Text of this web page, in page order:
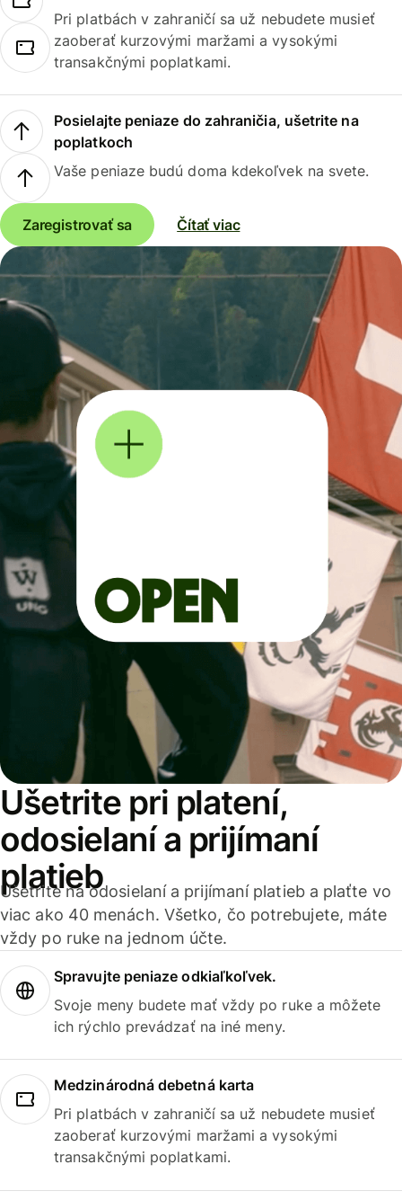
Pri platbách v zahraničí sa už nebudete musieť
zaoberať kurzovými maržami a vysokými
transakčnými poplatkami.
Posielajte peniaze do zahraničia, ušetrite na
poplatkoch
Vaše peniaze budú doma kdekoľvek na svete.
Zaregistrovať sa Čítať viac
Ušetrite pri platení,
odosielaní a prijímaní
platieb
Ušetrite na odosielaní a prijímaní platieb a plaťte vo
viac ako 40 menách. Všetko, čo potrebujete, máte
vždy po ruke na jednom účte.
Spravujte peniaze odkiaľkoľvek.
Svoje meny budete mať vždy po ruke a môžete
ich rýchlo prevádzať na iné meny.
Medzinárodná debetná karta
Pri platbách v zahraničí sa už nebudete musieť
zaoberať kurzovými maržami a vysokými
transakčnými poplatkami.